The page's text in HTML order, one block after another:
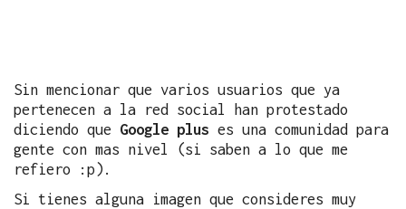
Sin mencionar que varios usuarios que ya
pertenecen a la red social han protestado
diciendo que Google plus es una comunidad para
gente con mas nivel (si saben a lo que me
refiero :p).
Si tienes alguna imagen que consideres muy